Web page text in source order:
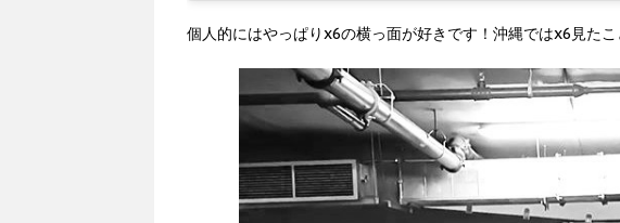
個人的にはやっぱりx6の横っ面が好きです！沖縄ではx6見たこ